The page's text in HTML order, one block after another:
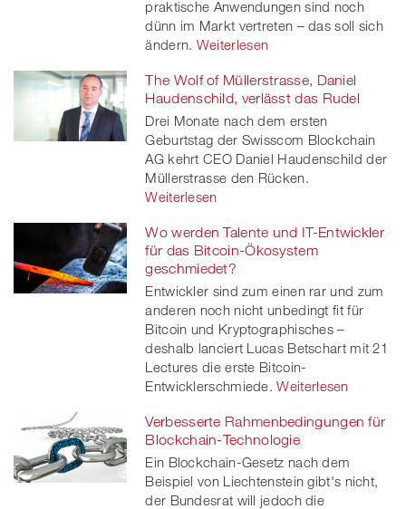
praktische Anwendungen sind noch
dünn im Markt vertreten – das soll sich
ändern. Weiterlesen
The Wolf of Müllerstrasse, Daniel
Haudenschild, verlässt das Rudel
Drei Monate nach dem ersten
Geburtstag der Swisscom Blockchain
AG kehrt CEO Daniel Haudenschild der
Müllerstrasse den Rücken.
Weiterlesen
Wo werden Talente und IT-Entwickler
für das Bitcoin-Ökosystem
geschmiedet?
Entwickler sind zum einen rar und zum
anderen noch nicht unbedingt fit für
Bitcoin und Kryptographisches –
deshalb lanciert Lucas Betschart mit 21
Lectures die erste Bitcoin-
Entwicklerschmiede. Weiterlesen
Verbesserte Rahmenbedingungen für
Blockchain-Technologie
Ein Blockchain-Gesetz nach dem
Beispiel von Liechtenstein gibt's nicht,
der Bundesrat will jedoch die